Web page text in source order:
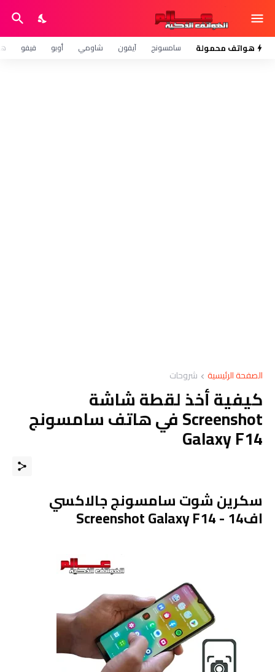
هواتف محمولة سامسونج آيفون شاومي أوبو فيفو
الصفحة الرئيسية شروحات
كيفية أخذ لقطة شاشة
Screenshot في هاتف سامسونج
Galaxy F14
سكرين شوت سامسونج جالاكسي
اف14 - Screenshot Galaxy F14